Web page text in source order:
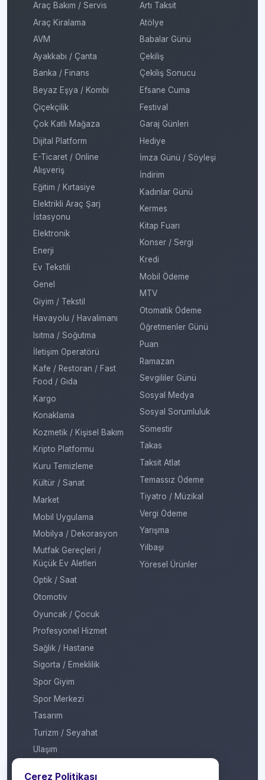
Araç Bakım / Servis
Araç Kiralama
AVM
Ayakkabı / Çanta
Banka / Finans
Beyaz Eşya / Kombi
Çiçekçilik
Çok Katlı Mağaza
Dijital Platform
E-Ticaret / Online
Alışveriş
Eğitim / Kırtasiye
Elektrikli Araç Şarj
İstasyonu
Elektronik
Enerji
Ev Tekstili
Genel
Giyim / Tekstil
Havayolu / Havalimanı
Isıtma / Soğutma
İletişim Operatörü
Kafe / Restoran / Fast
Food / Gıda
Kargo
Konaklama
Kozmetik / Kişisel Bakım
Kripto Platformu
Kuru Temizleme
Kültür / Sanat
Market
Mobil Uygulama
Mobilya / Dekorasyon
Mutfak Gereçleri /
Küçük Ev Aletleri
Optik / Saat
Otomotiv
Oyuncak / Çocuk
Profesyonel Hizmet
Sağlık / Hastane
Sigorta / Emeklilik
Spor Giyim
Spor Merkezi
Tasarım
Turizm / Seyahat
Ulaşım
Artı Taksit
Atölye
Babalar Günü
Çekiliş
Çekiliş Sonucu
Efsane Cuma
Festival
Garaj Günleri
Hediye
İmza Günü / Söyleşi
İndirim
Kadınlar Günü
Kermes
Kitap Fuarı
Konser / Sergi
Kredi
Mobil Ödeme
MTV
Otomatik Ödeme
Öğretmenler Günü
Puan
Ramazan
Sevgililer Günü
Sosyal Medya
Sosyal Sorumluluk
Sömestir
Takas
Taksit Atlat
Temassız Ödeme
Tiyatro / Müzikal
Vergi Ödeme
Yarışma
Yılbaşı
Yöresel Ürünler
Çerez Politikası